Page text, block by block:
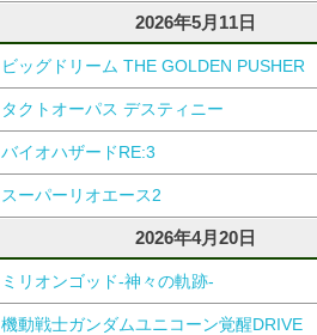
2026年5月11日
ビッグドリーム THE GOLDEN PUSHER
タクトオーパス デスティニー
バイオハザードRE:3
スーパーリオエース2
2026年4月20日
ミリオンゴッド-神々の軌跡-
機動戦士ガンダムユニコーン覚醒DRIVE